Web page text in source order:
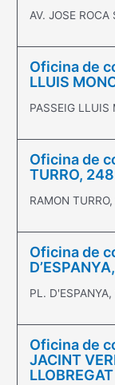
AV. JOSE
Oficina de
LLUIS
PASSEIG
Oficina de
TURRO,
RAMON
Oficina de
PL. D'ESPANYA,
Oficina de
JACINT
LLOBREGAT